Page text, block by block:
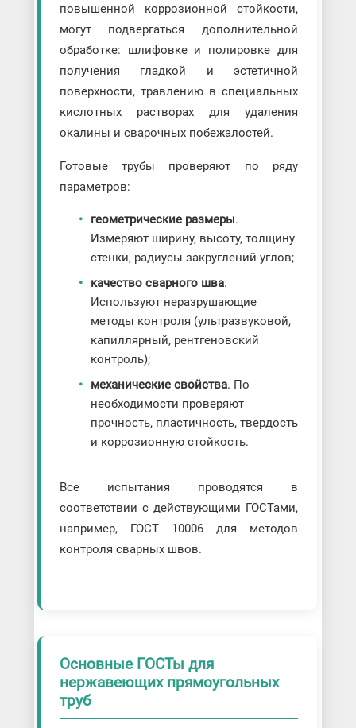
повышенной коррозионной стойкости,
могут подвергаться дополнительной
обработке: шлифовке и полировке для
получения гладкой и эстетичной
поверхности, травлению в специальных
кислотных растворах для удаления
окалины и сварочных побежалостей.
Готовые трубы проверяют по ряду
параметров:
геометрические размеры.
Измеряют ширину, высоту, толщину
стенки, радиусы закруглений углов;
качество сварного шва.
Используют неразрушающие
методы контроля (ультразвуковой,
капиллярный, рентгеновский
контроль);
механические свойства. По
необходимости проверяют
прочность, пластичность, твердость
и коррозионную стойкость.
Все испытания проводятся в
соответствии с действующими ГОСТами,
например, ГОСТ 10006 для методов
контроля сварных швов.
Основные ГОСТы для
нержавеющих прямоугольных
труб